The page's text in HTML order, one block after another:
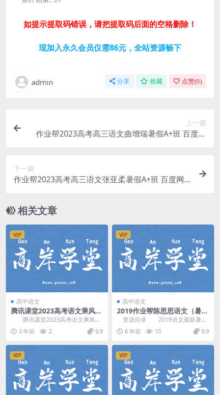
如提示提取码错误，请把提取码后面的空格删除！
现加入永久会员仅需86元，全站资源畅下
admin 分享 收藏 点赞(0)
上一篇
作业帮2023高考高三语文曲增瑞暑假A+班 百度网
下一篇
作业帮2023高考高三语文张亚柔暑假A+班 百度网
相关文章
VIP
高中语文
腾讯课堂2023高考语文乘风一
轮复习录播课补充专题六（高
三）百度网盘分享
腾讯课堂2023高考语文乘风一
轮复习录播课补充专题六，百度网
盘分享高考语文复...
3 年前 2 9.9
VIP
高中语文
2019作业帮陈思思语文（暑
+秋）（高清视频）百度网盘
资源目录 2019语文最新暑期
985陈思思\1.【论述类文本阅读】
论述类文本...
6 年前 10 9.9
VIP VIP